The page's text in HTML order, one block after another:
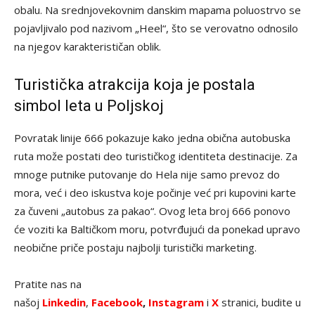
obalu. Na srednjovekovnim danskim mapama poluostrvo se
pojavljivalo pod nazivom „Heel“, što se verovatno odnosilo
na njegov karakterističan oblik.
Turistička atrakcija koja je postala
simbol leta u Poljskoj
Povratak linije 666 pokazuje kako jedna obična autobuska
ruta može postati deo turističkog identiteta destinacije. Za
mnoge putnike putovanje do Hela nije samo prevoz do
mora, već i deo iskustva koje počinje već pri kupovini karte
za čuveni „autobus za pakao“. Ovog leta broj 666 ponovo
će voziti ka Baltičkom moru, potvrđujući da ponekad upravo
neobične priče postaju najbolji turistički marketing.
Pratite nas na
našoj Linkedin, Facebook, Instagram i X stranici, budite u